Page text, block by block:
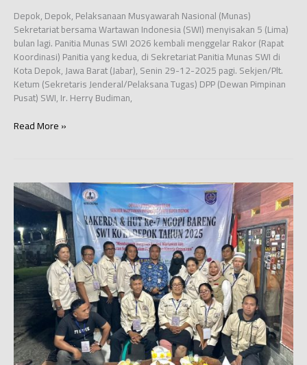
Depok, Depok, Pelaksanaan Musyawarah Nasional (Munas)
Sekretariat bersama Wartawan Indonesia (SWI) menyisakan 5 (Lima)
bulan lagi. Panitia Munas SWI 2026 kembali menggelar Rakor (Rapat
Koordinasi) Panitia yang kedua, di Sekretariat Panitia Munas SWI di
Kota Depok, Jawa Barat (Jabar), Senin 29-12-2025 pagi. Sekjen/Plt.
Ketum (Sekretaris Jenderal/Pelaksana Tugas) DPP (Dewan Pimpinan
Pusat) SWI, Ir. Herry Budiman,
Boyolali
Off
Munas
SWI
2026,
Bakal
Diwarnai
Aksi
Tanam
Bunga
Matahari
Read More »